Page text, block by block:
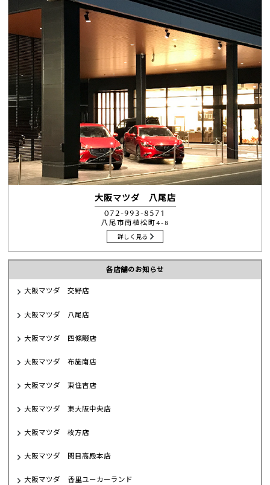
大阪マツダ 八尾店
072-993-8571
八尾市南植松町4-8
詳しく見る
各店舗のお知らせ
大阪マツダ 交野店
大阪マツダ 八尾店
大阪マツダ 四條畷店
大阪マツダ 布施南店
大阪マツダ 東住吉店
大阪マツダ 東大阪中央店
大阪マツダ 枚方店
大阪マツダ 関目高殿本店
大阪マツダ 香里ユーカーランド